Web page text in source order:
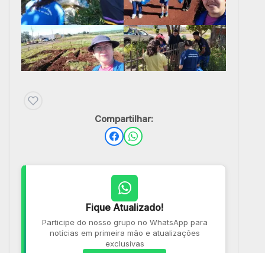
Compartilhar:
Fique Atualizado!
Participe do nosso grupo no WhatsApp para
notícias em primeira mão e atualizações
exclusivas